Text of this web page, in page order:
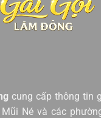
cung cấp thông tin
Mũi Né và các